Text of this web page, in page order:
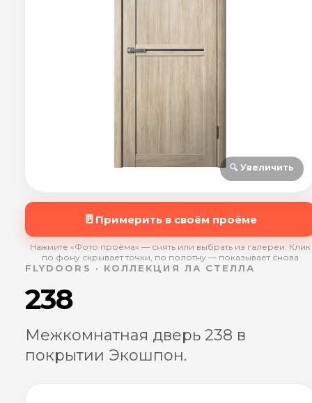
🔍 Увеличить
🚪 Примерить в своём проёме
Нажмите «Фото проёма» — снять или выбрать из галереи. Клик
по фону скрывает точки, по полотну — показывает снова
FLYDOORS · КОЛЛЕКЦИЯ ЛА СТЕЛЛА
238
Межкомнатная дверь 238 в
покрытии Экошпон.